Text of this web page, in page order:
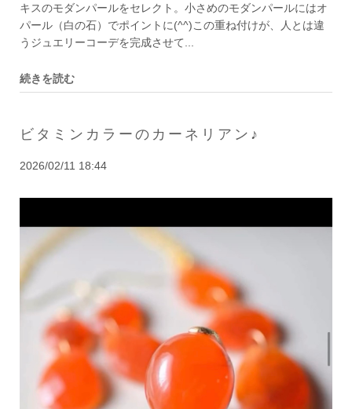
キスのモダンパールをセレクト。小さめのモダンパールにはオ
パール（白の石）でポイントに(^^)この重ね付けが、人とは違
うジュエリーコーデを完成させて...
続きを読む
ビタミンカラーのカーネリアン♪
2026/02/11 18:44